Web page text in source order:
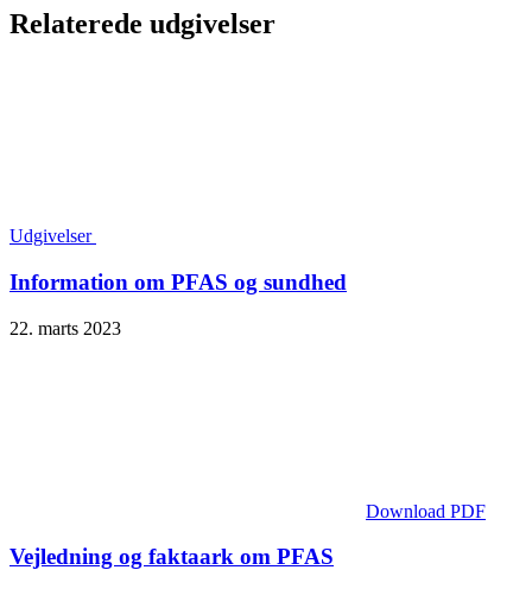
Relaterede udgivelser
Udgivelser
Information om PFAS og sundhed
22. marts 2023
Download PDF
Vejledning og faktaark om PFAS